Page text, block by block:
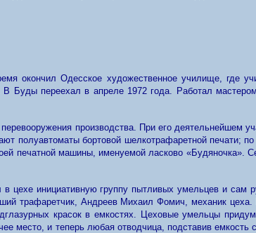
окончил Одесское художественное училище, где
Буды переехал в апреле 1972 года. Работал
производства. При его деятельнейшем
полуавтоматы бортовой шелкотрафаретной печати;
печатной машины, именуемой ласково «Будяночка».
инициативную группу пытливых умельцев и сам
трафаретчик, Андреев Михаил Фомич, механик
красок в емкостях. Цеховые умельцы
место, и теперь любая отводчица, подставив